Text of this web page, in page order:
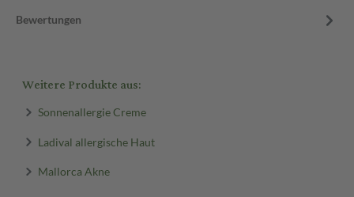
Bewertungen
Weitere Produkte aus:
Sonnenallergie Creme
Ladival allergische Haut
Mallorca Akne